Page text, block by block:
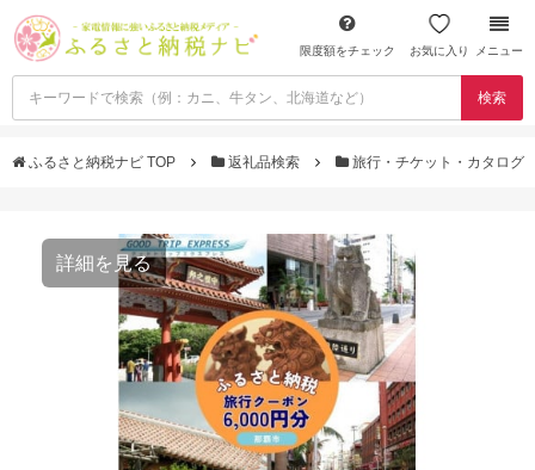
限度額をチェック お気に入り メニュー
検索
ふるさと納税ナビ TOP 返礼品検索 旅行・チケット・カタログ
詳細を見る